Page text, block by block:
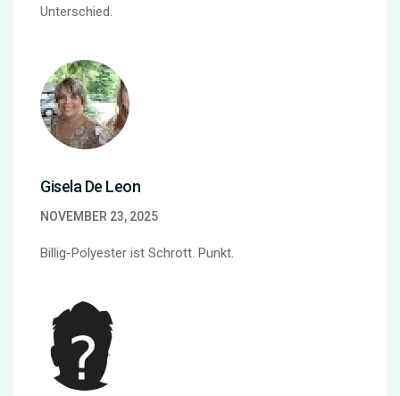
Unterschied.
Gisela De Leon
NOVEMBER 23, 2025
Billig-Polyester ist Schrott. Punkt.